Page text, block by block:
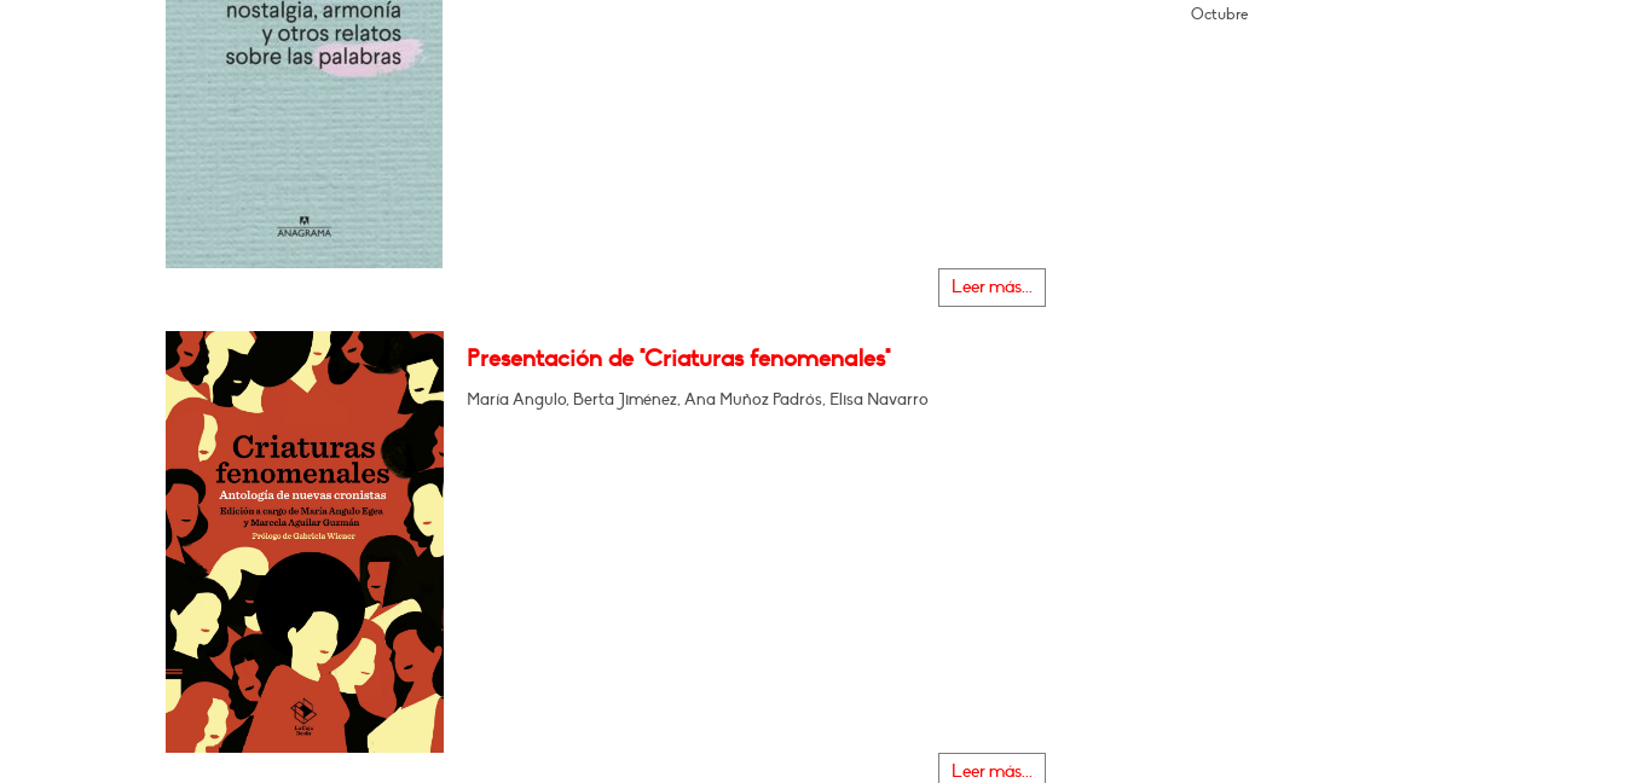
Leer más...
Presentación de "Criaturas fenomenales"
María Angulo, Berta Jiménez, Ana Muñoz Padrós, Elisa Navarro
Leer más...
Octubre